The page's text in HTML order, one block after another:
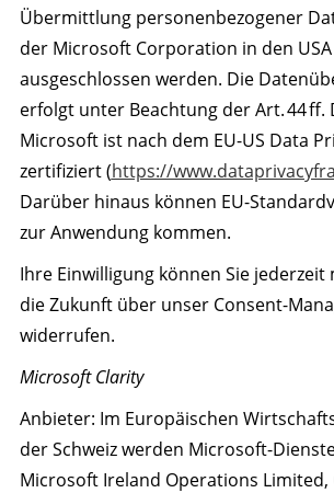
Übermittlung personenbezogener
der Microsoft Corporation in den
ausgeschlossen werden. Die
erfolgt unter Beachtung der Art. 44 ff.
Microsoft ist nach dem EU-US Data
zertifiziert (https://
Darüber hinaus können EU-
zur Anwendung kommen.
Ihre Einwilligung können Sie
die Zukunft über unser Consent-
widerrufen.
Microsoft Clarity
Anbieter: Im Europäischen
der Schweiz werden Microsoft-
Microsoft Ireland Operations